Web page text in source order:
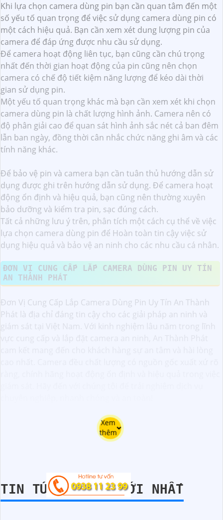
Khi lựa chọn camera dùng pin bạn cần quan tâm đến một
số yếu tố quan trọng để việc sử dụng camera dùng pin có
một cách hiệu quả. Bạn cần xem xét dung lượng pin của
camera để đáp ứng được nhu cầu sử dụng.
Để camera hoạt động liên tục, bạn cũng cần chú trọng
nhất đến thời gian hoạt động của pin cũng nên chọn
camera có chế độ tiết kiệm năng lượng để kéo dài thời
gian sử dụng pin.
Một yếu tố quan trọng khác mà bạn cần xem xét khi chọn
camera dùng pin là chất lượng hình ảnh. Camera nên có
độ phân giải cao để quan sát hình ảnh sắc nét cả ban đêm
lẫn ban ngày, đồng thời cân nhắc chức năng ghi âm và các
tính năng khác.
Để bảo vệ pin và camera bạn cần tuân thủ hướng dẫn sử
dụng được ghi trên hướng dẫn sử dụng. Để camera hoạt
động ổn định và hiệu quả, bạn cũng nên thường xuyên
bảo dưỡng và kiểm tra pin, sạc đúng cách.
Tất cả những lưu ý trên, phân tích một cách cụ thể về việc
lựa chọn camera dùng pin để Hoàn toàn tin cậy việc sử
dụng hiệu quả và bảo vệ an ninh cho các nhu cầu cá nhân.
ĐƠN VỊ CUNG CẤP LẮP CAMERA DÙNG PIN UY TÍN
AN THÀNH PHÁT
Đơn Vị Cung Cấp Lắp Camera Dùng Pin Uy Tín An Thành
Phát là địa chỉ đáng tin cậy cho các giải pháp an ninh và
giám sát tại Việt Nam. Với kinh nghiệm lâu năm trong lĩnh
Xem
thêm
TIN TỨC CAMERA MỚI NHẤT